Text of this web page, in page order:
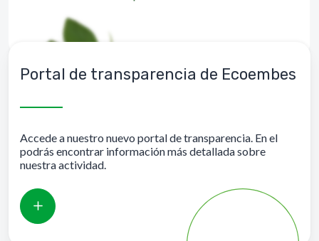
Portal de transparencia de Ecoembes
Accede a nuestro nuevo portal de transparencia. En el
podrás encontrar información más detallada sobre
nuestra actividad.